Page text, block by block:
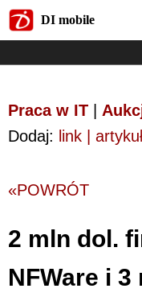
DI mobile
Praca w IT
Dodaj: link | artykuł
«POWRÓT
2 mln dol.
NFWare i 3
DI mobile